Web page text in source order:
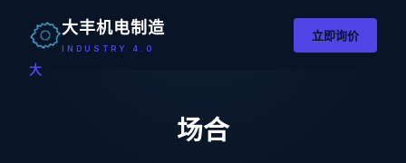
大
大丰机电制造
INDUSTRY 4.0
立即询价
场合